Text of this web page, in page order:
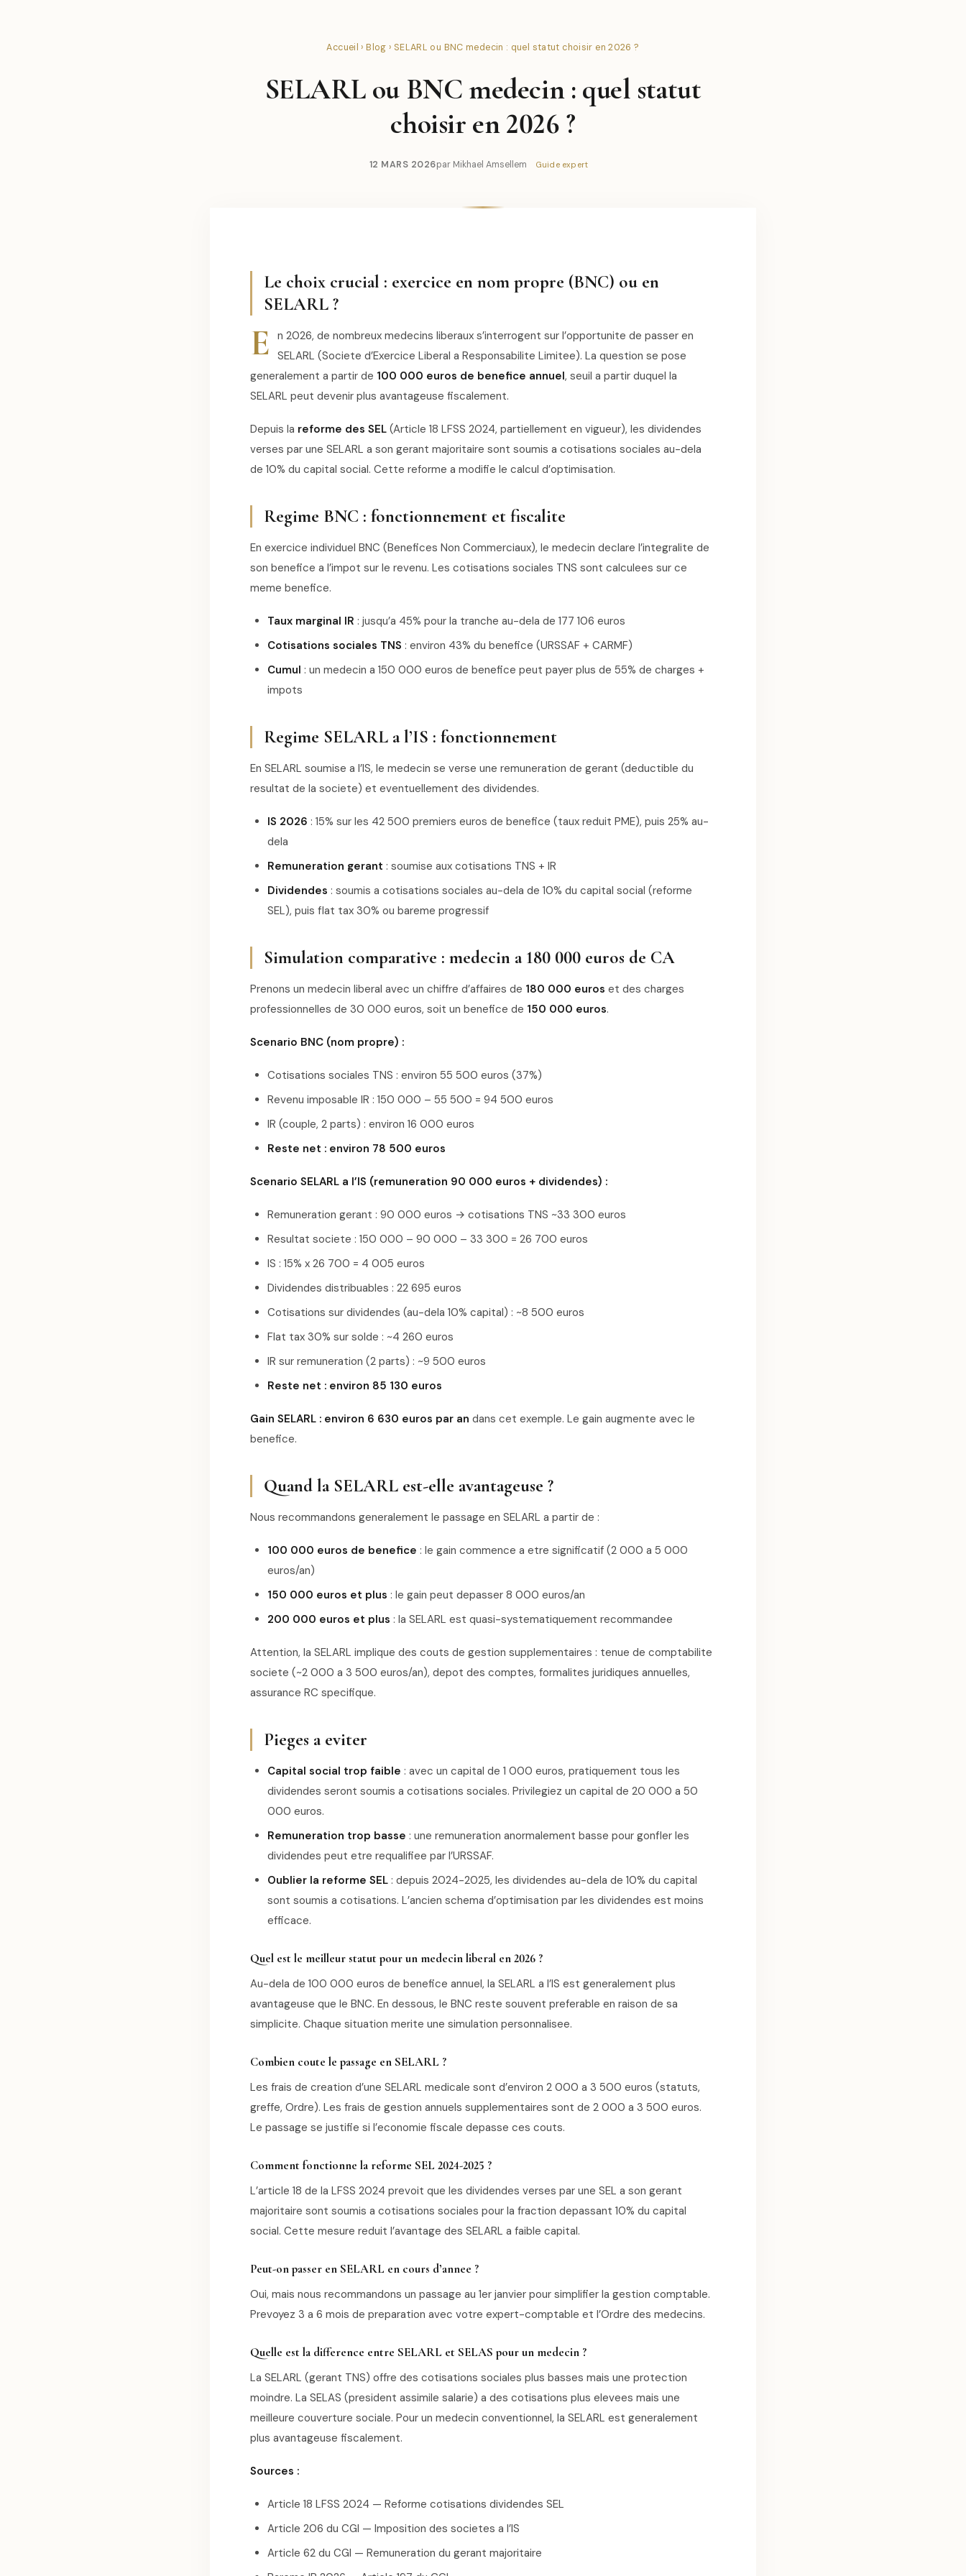
Accueil › Blog › SELARL ou BNC medecin : quel statut choisir en 2026 ?
SELARL ou BNC medecin : quel statut
choisir en 2026 ?
12 MARS 2026par Mikhael Amsellem Guide expert
Le choix crucial : exercice en nom propre (BNC) ou en
SELARL ?
E n 2026, de nombreux medecins liberaux s’interrogent sur l’opportunite de passer en
SELARL (Societe d’Exercice Liberal a Responsabilite Limitee). La question se pose
generalement a partir de 100 000 euros de benefice annuel, seuil a partir duquel la
SELARL peut devenir plus avantageuse fiscalement.
Depuis la reforme des SEL (Article 18 LFSS 2024, partiellement en vigueur), les dividendes
verses par une SELARL a son gerant majoritaire sont soumis a cotisations sociales au-dela
de 10% du capital social. Cette reforme a modifie le calcul d’optimisation.
Regime BNC : fonctionnement et fiscalite
En exercice individuel BNC (Benefices Non Commerciaux), le medecin declare l’integralite de
son benefice a l’impot sur le revenu. Les cotisations sociales TNS sont calculees sur ce
meme benefice.
Taux marginal IR : jusqu’a 45% pour la tranche au-dela de 177 106 euros
Cotisations sociales TNS : environ 43% du benefice (URSSAF + CARMF)
Cumul : un medecin a 150 000 euros de benefice peut payer plus de 55% de charges +
impots
Regime SELARL a l’IS : fonctionnement
En SELARL soumise a l’IS, le medecin se verse une remuneration de gerant (deductible du
resultat de la societe) et eventuellement des dividendes.
IS 2026 : 15% sur les 42 500 premiers euros de benefice (taux reduit PME), puis 25% au-
dela
Remuneration gerant : soumise aux cotisations TNS + IR
Dividendes : soumis a cotisations sociales au-dela de 10% du capital social (reforme
SEL), puis flat tax 30% ou bareme progressif
Simulation comparative : medecin a 180 000 euros de CA
Prenons un medecin liberal avec un chiffre d’affaires de 180 000 euros et des charges
professionnelles de 30 000 euros, soit un benefice de 150 000 euros.
Scenario BNC (nom propre) :
Cotisations sociales TNS : environ 55 500 euros (37%)
Revenu imposable IR : 150 000 – 55 500 = 94 500 euros
IR (couple, 2 parts) : environ 16 000 euros
Reste net : environ 78 500 euros
Scenario SELARL a l’IS (remuneration 90 000 euros + dividendes) :
Remuneration gerant : 90 000 euros → cotisations TNS ~33 300 euros
Resultat societe : 150 000 – 90 000 – 33 300 = 26 700 euros
IS : 15% x 26 700 = 4 005 euros
Dividendes distribuables : 22 695 euros
Cotisations sur dividendes (au-dela 10% capital) : ~8 500 euros
Flat tax 30% sur solde : ~4 260 euros
IR sur remuneration (2 parts) : ~9 500 euros
Reste net : environ 85 130 euros
Gain SELARL : environ 6 630 euros par an dans cet exemple. Le gain augmente avec le
benefice.
Quand la SELARL est-elle avantageuse ?
Nous recommandons generalement le passage en SELARL a partir de :
100 000 euros de benefice : le gain commence a etre significatif (2 000 a 5 000
euros/an)
150 000 euros et plus : le gain peut depasser 8 000 euros/an
200 000 euros et plus : la SELARL est quasi-systematiquement recommandee
Attention, la SELARL implique des couts de gestion supplementaires : tenue de comptabilite
societe (~2 000 a 3 500 euros/an), depot des comptes, formalites juridiques annuelles,
assurance RC specifique.
Pieges a eviter
Capital social trop faible : avec un capital de 1 000 euros, pratiquement tous les
dividendes seront soumis a cotisations sociales. Privilegiez un capital de 20 000 a 50
000 euros.
Remuneration trop basse : une remuneration anormalement basse pour gonfler les
dividendes peut etre requalifiee par l’URSSAF.
Oublier la reforme SEL : depuis 2024-2025, les dividendes au-dela de 10% du capital
sont soumis a cotisations. L’ancien schema d’optimisation par les dividendes est moins
efficace.
Quel est le meilleur statut pour un medecin liberal en 2026 ?
Au-dela de 100 000 euros de benefice annuel, la SELARL a l’IS est generalement plus
avantageuse que le BNC. En dessous, le BNC reste souvent preferable en raison de sa
simplicite. Chaque situation merite une simulation personnalisee.
Combien coute le passage en SELARL ?
Les frais de creation d’une SELARL medicale sont d’environ 2 000 a 3 500 euros (statuts,
greffe, Ordre). Les frais de gestion annuels supplementaires sont de 2 000 a 3 500 euros.
Le passage se justifie si l’economie fiscale depasse ces couts.
Comment fonctionne la reforme SEL 2024-2025 ?
L’article 18 de la LFSS 2024 prevoit que les dividendes verses par une SEL a son gerant
majoritaire sont soumis a cotisations sociales pour la fraction depassant 10% du capital
social. Cette mesure reduit l’avantage des SELARL a faible capital.
Peut-on passer en SELARL en cours d’annee ?
Oui, mais nous recommandons un passage au 1er janvier pour simplifier la gestion comptable.
Prevoyez 3 a 6 mois de preparation avec votre expert-comptable et l’Ordre des medecins.
Quelle est la difference entre SELARL et SELAS pour un medecin ?
La SELARL (gerant TNS) offre des cotisations sociales plus basses mais une protection
moindre. La SELAS (president assimile salarie) a des cotisations plus elevees mais une
meilleure couverture sociale. Pour un medecin conventionnel, la SELARL est generalement
plus avantageuse fiscalement.
Sources :
Article 18 LFSS 2024 — Reforme cotisations dividendes SEL
Article 206 du CGI — Imposition des societes a l’IS
Article 62 du CGI — Remuneration du gerant majoritaire